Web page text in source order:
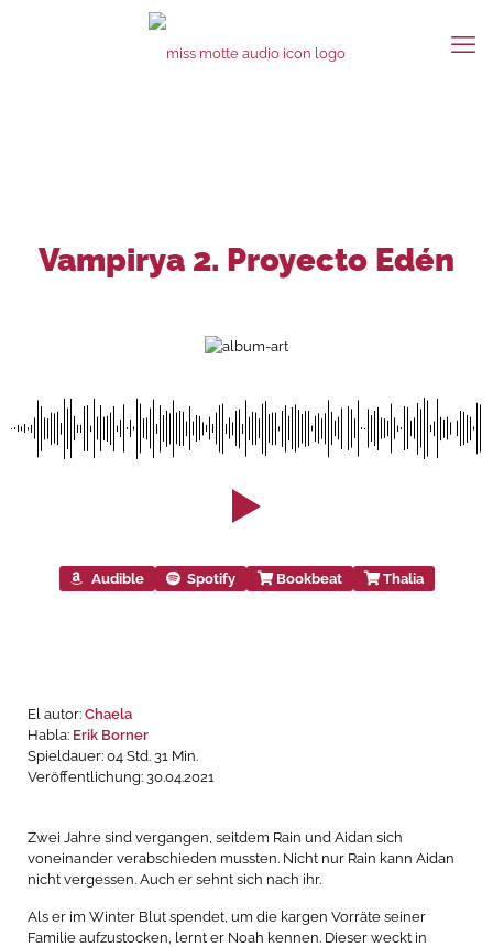
Vampirya 2. Proyecto Edén
Audible Spotify Bookbeat Thalia
El autor: Chaela
Habla: Erik Borner
Spieldauer: 04 Std. 31 Min.
Veröffentlichung: 30.04.2021
Zwei Jahre sind vergangen, seitdem Rain und Aidan sich
voneinander verabschieden mussten. Nicht nur Rain kann Aidan
nicht vergessen. Auch er sehnt sich nach ihr.
Als er im Winter Blut spendet, um die kargen Vorräte seiner
Familie aufzustocken, lernt er Noah kennen. Dieser weckt in